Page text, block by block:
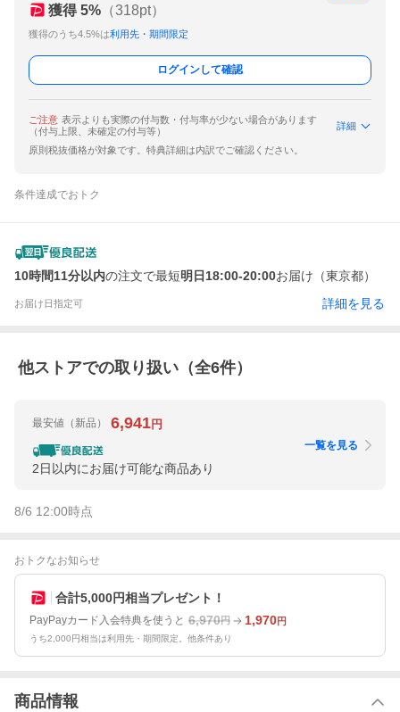
獲得 5% （318pt）
獲得のうち4.5%は利用先・期間限定
ログインして確認
ご注意 表示よりも実際の付与数・付与率が少ない場合があります
（付与上限、未確定の付与等）
詳細
原則税抜価格が対象です。特典詳細は内訳でご確認ください。
条件達成でおトク
10時間11分以内の注文で最短明日18:00-20:00お届け（東京都）
お届け日指定可 詳細を見る
他ストアでの取り扱い（全6件）
最安値 （新品） 6,941円
2日以内にお届け可能な商品あり
一覧を見る
8/6 12:00時点
おトクなお知らせ
合計5,000円相当プレゼント！
PayPayカード入会特典を使うと 6,970円 1,970円
うち2,000円相当は利用先・期間限定。他条件あり
商品情報